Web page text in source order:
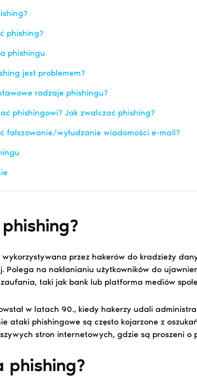
phishing?
phishingu
jest problemem?
rodzaje phishingu?
phishingowi? Jak zwalczać phishing?
fałszowanie/wyłudzanie wiadomości e-mail?
przez hakerów do kradzieży
Polega na nakłanianiu użytkowników do
taki jak bank lub platforma mediów
w latach 90., kiedy hakerzy udali
ataki phishingowe są często kojarzone z
stron internetowych, gdzie są proszeni
phishing?